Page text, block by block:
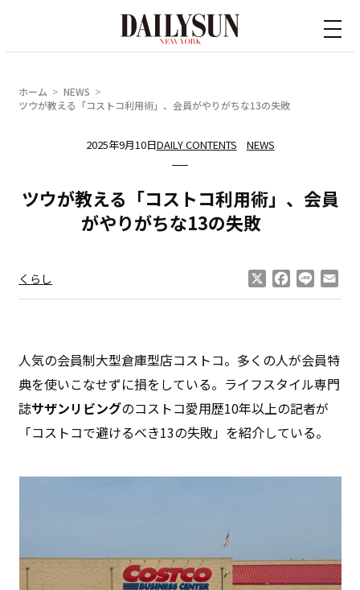
ホーム
NEWS
ツウが教える「コストコ利用術」、会員がやりがちな13の失敗
2025年9月10日DAILY CONTENTS NEWS
ツウが教える「コストコ利用術」、会員
がやりがちな13の失敗
くらし Facebook
Line
人気の会員制大型倉庫型店コストコ。多くの人が会員特
典を使いこなせずに損をしている。ライフスタイル専門
誌サザンリビングのコストコ愛用歴10年以上の記者が
「コストコで避けるべき13の失敗」を紹介している。